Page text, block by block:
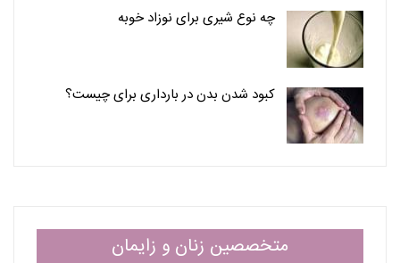
چه نوع شیری برای نوزاد خوبه
کبود شدن بدن در بارداری برای چیست؟
متخصصین زنان و زایمان